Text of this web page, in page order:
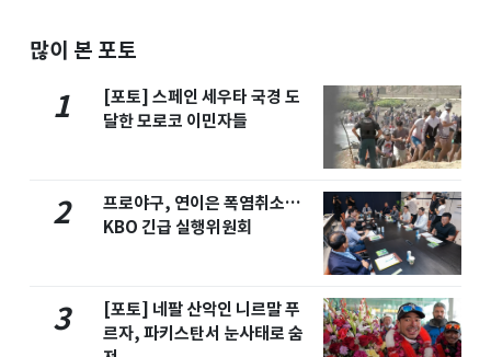
많이 본 포토
1
[포토] 스페인 세우타 국경 도
달한 모로코 이민자들
2
프로야구, 연이은 폭염취소…
KBO 긴급 실행위원회
3
[포토] 네팔 산악인 니르말 푸
르자, 파키스탄서 눈사태로 숨